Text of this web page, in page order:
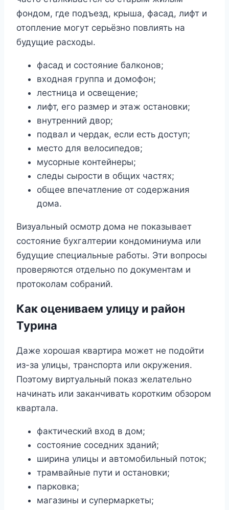
фондом, где подъезд, крыша, фасад, лифт и
отопление могут серьёзно повлиять на
будущие расходы.
фасад и состояние балконов;
входная группа и домофон;
лестница и освещение;
лифт, его размер и этаж остановки;
внутренний двор;
подвал и чердак, если есть доступ;
место для велосипедов;
мусорные контейнеры;
следы сырости в общих частях;
общее впечатление от содержания
дома.
Визуальный осмотр дома не показывает
состояние бухгалтерии кондоминиума или
будущие специальные работы. Эти вопросы
проверяются отдельно по документам и
протоколам собраний.
Как оцениваем улицу и район
Турина
Даже хорошая квартира может не подойти
из-за улицы, транспорта или окружения.
Поэтому виртуальный показ желательно
начинать или заканчивать коротким обзором
квартала.
фактический вход в дом;
состояние соседних зданий;
ширина улицы и автомобильный поток;
трамвайные пути и остановки;
парковка;
магазины и супермаркеты;